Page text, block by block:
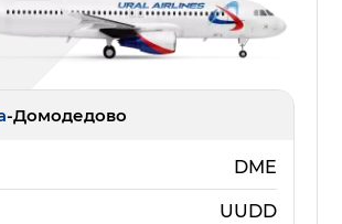
-Домодедово
DME
UUDD